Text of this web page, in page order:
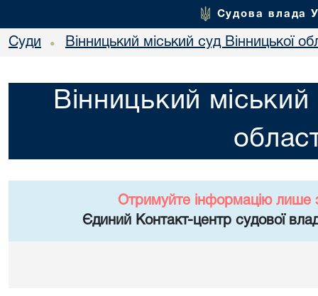
Судова влада
Суди • Вінницький міський суд Вінницької
Вінницький міський
Отримуйте інформацію лише
Єдиний Контакт-центр судової